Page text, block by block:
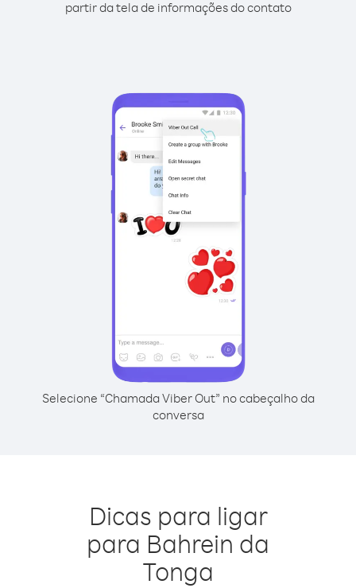
partir da tela de informações do contato
Selecione “Chamada Viber Out” no cabeçalho da
conversa
Dicas para ligar
para Bahrein da
Tonga